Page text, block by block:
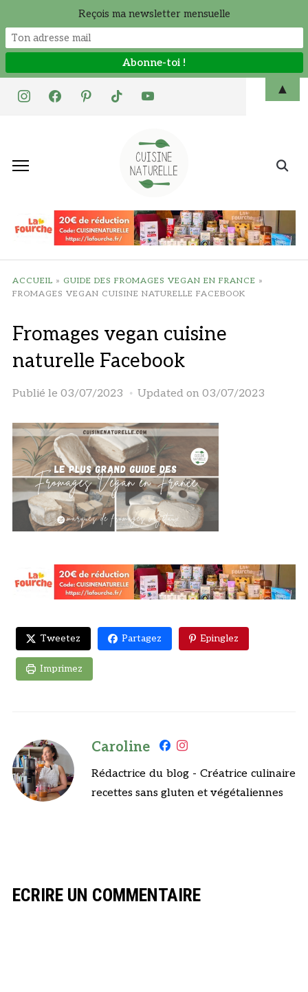
instagramfacebookpinteresttiktok youtube
Search
ACCUEIL » GUIDE DES FROMAGES VEGAN EN FRANCE »
FROMAGES VEGAN CUISINE NATURELLE FACEBOOK
Fromages vegan cuisine
naturelle Facebook
Publié le 03/07/2023 Updated on 03/07/2023
Tweetez Partagez Epinglez
Imprimez
Caroline
Rédactrice du blog - Créatrice culinaire
recettes sans gluten et végétaliennes
ECRIRE UN COMMENTAIRE
Reçois ma newsletter mensuelle
▲